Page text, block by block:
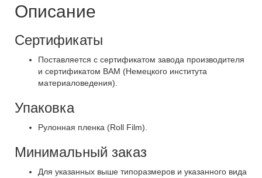
Описание
Сертификаты
Поставляется с сертификатом завода производителя
и сертификатом ВАМ (Немецкого института
материаловедения).
Упаковка
Рулонная пленка (Roll Film).
Минимальный заказ
Для указанных выше типоразмеров и указанного вида